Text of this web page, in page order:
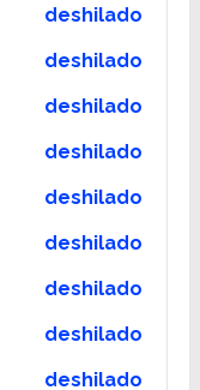
deshilado
deshilado
deshilado
deshilado
deshilado
deshilado
deshilado
deshilado
deshilado